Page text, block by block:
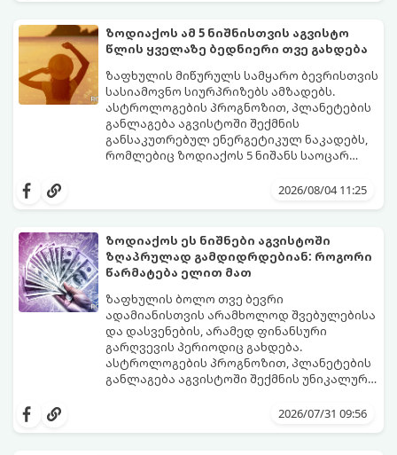
სურვილების გადადებასა და ხარჯების
მკაცრ კონტროლს. თუმცა, ახლა სიტუაცია
თანდათან შეიცვლება.
პრობლემები, რომლებიც უსასრულო
გეგონათ, უკან დაიხევს, ამასთან ერთად კი
გაჩნდება მეტი ნდობა მომავლის მიმართ.
რთული პერიოდის შემდეგ ეს ნიშნები
შეძლებენ ამოისუნთქონ და დაინახონ
ახალი შესაძლებლობები.
ზოდიაქოს ამ 5 ნიშნისთვის აგვისტო
წლის ყველაზე ბედნიერი თვე გახდება
ზაფხულის მიწურულს სამყარო ბევრისთვის
სასიამოვნო სიურპრიზებს ამზადებს.
ასტროლოგების პროგნოზით, პლანეტების
განლაგება აგვისტოში შექმნის
განსაკუთრებულ ენერგეტიკულ ნაკადებს,
რომლებიც ზოდიაქოს 5 ნიშანს საოცარ
ყველაზე ბედნიერი თვე აღმოჩნდება.
2026/08/04 11:25
ზოდიაქოს ეს ნიშნები აგვისტოში
ზღაპრულად გამდიდრდებიან: როგორი
წარმატება ელით მათ
ზაფხულის ბოლო თვე ბევრი
ადამიანისთვის არამხოლოდ შვებულებისა
და დასვენების, არამედ ფინანსური
გარღვევის პერიოდიც გახდება.
ასტროლოგების პროგნოზით, პლანეტების
განლაგება აგვისტოში შექმნის უნიკალურ
ზოდიაქოს 4 ნიშანს ფინანსური წარმატების
შორის, ვისაც აგვისტოში ფინანსური
2026/07/31 09:56